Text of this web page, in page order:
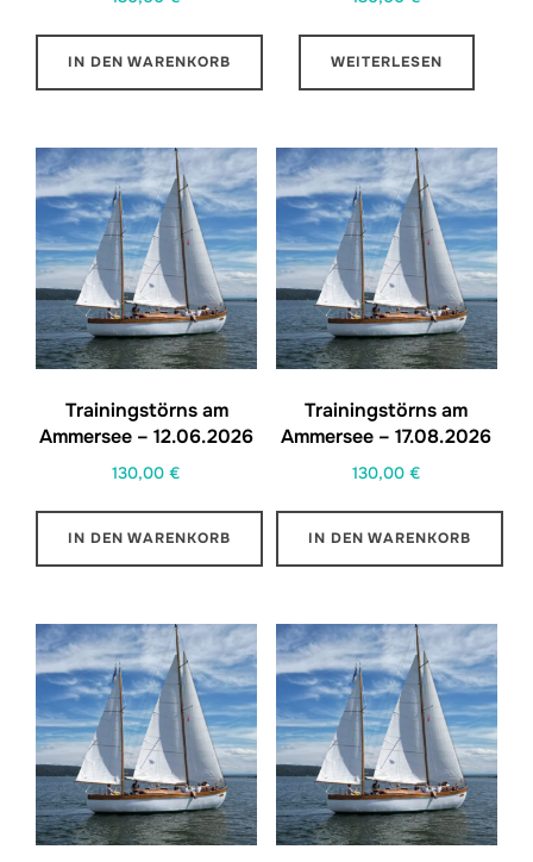
IN DEN WARENKORB WEITERLESEN
Trainingstörns am
Ammersee – 12.06.2026
130,00€
IN DEN WARENKORB
Trainingstörns am
Ammersee – 17.08.2026
130,00 €
IN DEN WARENKORB